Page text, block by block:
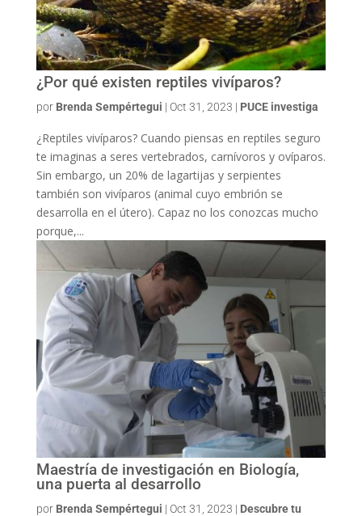
¿Por qué existen reptiles vivíparos?
por Brenda Sempértegui | Oct 31, 2023 | PUCE investiga
¿Reptiles vivíparos? Cuando piensas en reptiles seguro
te imaginas a seres vertebrados, carnívoros y ovíparos.
Sin embargo, un 20% de lagartijas y serpientes
también son vivíparos (animal cuyo embrión se
desarrolla en el útero). Capaz no los conozcas mucho
porque,...
Maestría de investigación en Biología,
una puerta al desarrollo
por Brenda Sempértegui | Oct 31, 2023 | Descubre tu